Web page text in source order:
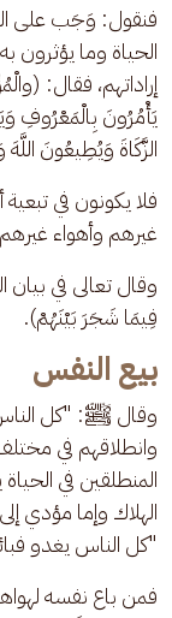
فنقول: وَجَب على
الحياة وما يؤثرون
إراداتهم، فقال:
يَأْمُرُونَ بِالْمَعْرُوفِ
الزَّكَاةَ وَيُطِيعُونَ
فلا يكونون في
غيرهم وأهواء
وقال تعالى في
فِيمَا شَجَرَ بَيْنَهُمْ).
بيع النفس
وقال ﷺ: "كل
وانطلاقهم في
المنطلقين في
الهلاك وإما مؤدي
"كل الناس يغدو
فمن باع نفسه